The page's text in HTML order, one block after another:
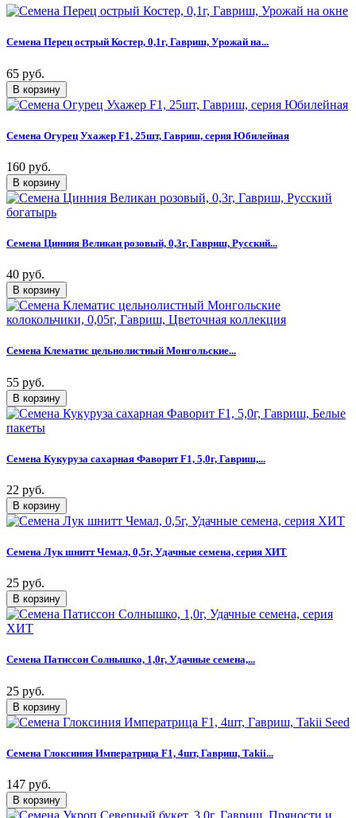
Семена Перец острый Костер, 0,1г, Гавриш, Урожай на...
65 руб.
Семена Огурец Ухажер F1, 25шт, Гавриш, серия Юбилейная
160 руб.
Семена Цинния Великан розовый, 0,3г, Гавриш, Русский...
40 руб.
Семена Клематис цельнолистный Монгольские...
55 руб.
Семена Кукуруза сахарная Фаворит F1, 5,0г, Гавриш,...
22 руб.
Семена Лук шнитт Чемал, 0,5г, Удачные семена, серия ХИТ
25 руб.
Семена Патиссон Солнышко, 1,0г, Удачные семена,...
25 руб.
Семена Глоксиния Императрица F1, 4шт, Гавриш, Takii...
147 руб.